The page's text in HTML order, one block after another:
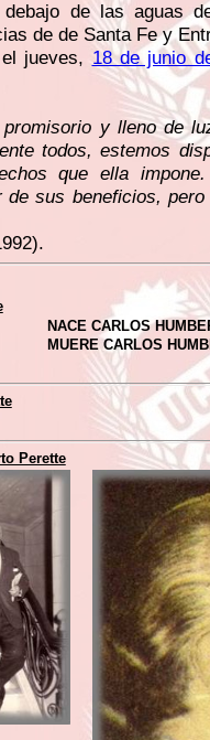
de las aguas
de de Santa Fe y
jueves, 18 de junio
y lleno de
todos, estemos
que ella
sus beneficios,
NACE CARLOS
MUERE CARLOS
Perette